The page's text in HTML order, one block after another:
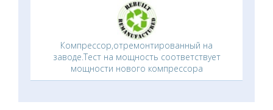
Компрессор,отремонтированный на
заводе.Тест на мощность соответствует
мощности нового компрессора